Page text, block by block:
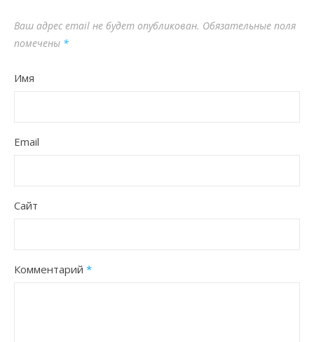
Ваш адрес email не будет опубликован. Обязательные поля
помечены *
Имя
Email
Сайт
Комментарий *